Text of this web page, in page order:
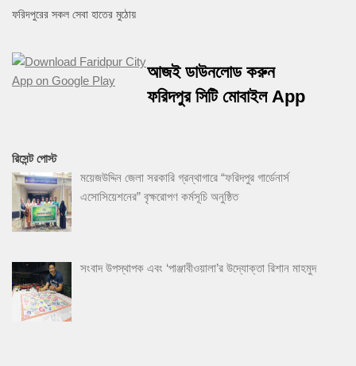
ফরিদপুরের সকল সেবা হাতের মুঠোয়
আজই ডাউনলোড করুন
ফরিদপুর সিটি মোবাইল App
রিসেন্ট পোস্ট
ময়েজউদ্দিন জেলা সরকারি গ্রন্থাগারে “ফরিদপুর গার্ডেনার্স
এসোসিয়েশনের” বৃক্ষরোপণ কর্মসূচি অনুষ্ঠিত
সংবাদ উপস্থাপক এবং ‘পাঞ্জাবীওয়ালা’র উদ্যোক্তা রিশান মাহমুদ